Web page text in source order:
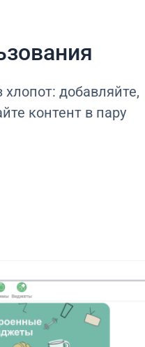
добавляйте,
контент в пару